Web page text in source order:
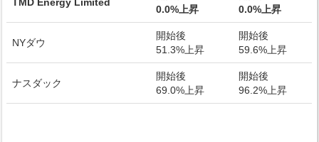
0.0%上昇
0.0%上昇
NYダウ
開始後
51.3%上昇
開始後
59.6%上昇
ナスダック
開始後
69.0%上昇
開始後
96.2%上昇